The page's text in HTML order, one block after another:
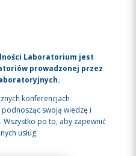
Laboratorium jest
prowadzonej przez
konferencjach
swoją wiedzę i
po to, aby zapewnić
usług.